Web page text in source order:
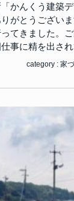
かんくう建築
がとうござい
てきました。
事に精を出さ
category :家